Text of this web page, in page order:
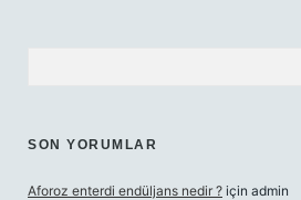
SON YORUMLAR
Aforoz enterdi endüljans nedir ? için admin